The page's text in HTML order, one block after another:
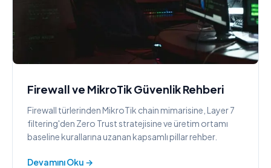
Firewall ve MikroTik Güvenlik Rehberi
Firewall türlerinden MikroTik chain mimarisine, Layer 7
filtering'den Zero Trust stratejisine ve üretim ortamı
baseline kurallarına uzanan kapsamlı pillar rehber.
Devamını Oku →